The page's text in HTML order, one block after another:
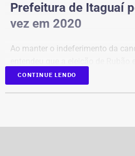
Prefeitura de Itaguaí
vez em 2020
Ao manter o indeferimento da
um terceiro mandato
Constituição Federal.
Eleitoral, os partidos e
CONTINUE LENDO